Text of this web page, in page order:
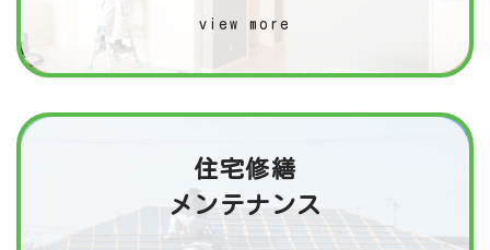
view more
住宅修繕
メンテナンス